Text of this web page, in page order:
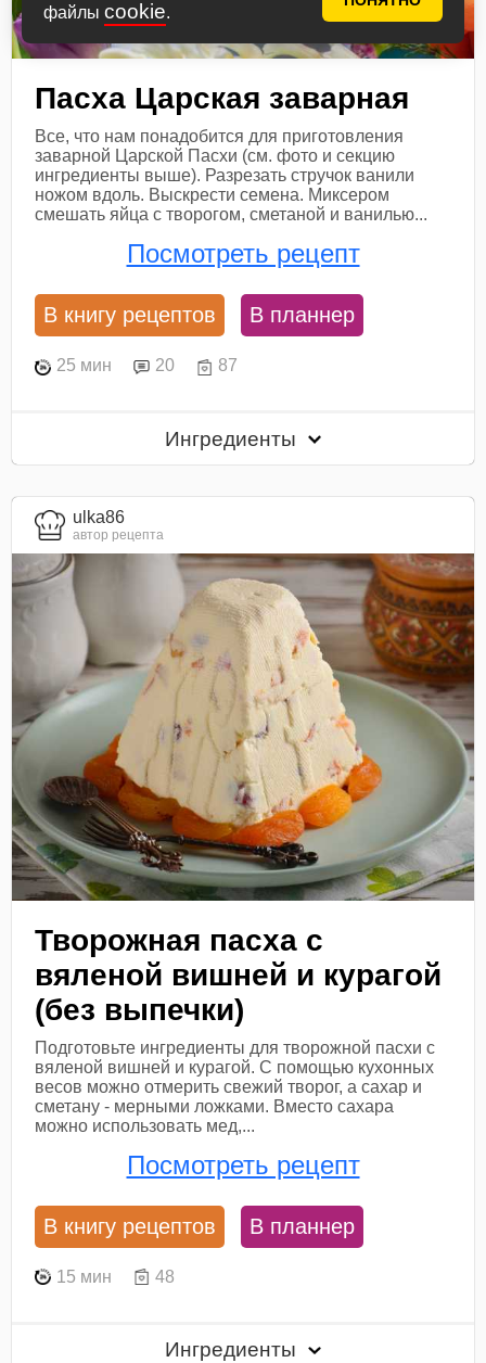
файлы cookie.
Пасха Царская заварная
Все, что нам понадобится для приготовления
заварной Царской Пасхи (см. фото и секцию
ингредиенты выше). Разрезать стручок ванили
ножом вдоль. Выскрести семена. Миксером
смешать яйца с творогом, сметаной и ванилью...
Посмотреть рецепт
В книгу рецептов В планнер
25 мин 20 87
Ингредиенты
ulka86
автор рецепта
Творожная пасха с
вяленой вишней и курагой
(без выпечки)
Подготовьте ингредиенты для творожной пасхи с
вяленой вишней и курагой. С помощью кухонных
весов можно отмерить свежий творог, а сахар и
сметану - мерными ложками. Вместо сахара
можно использовать мед,...
Посмотреть рецепт
В книгу рецептов В планнер
15 мин 48
Ингредиенты